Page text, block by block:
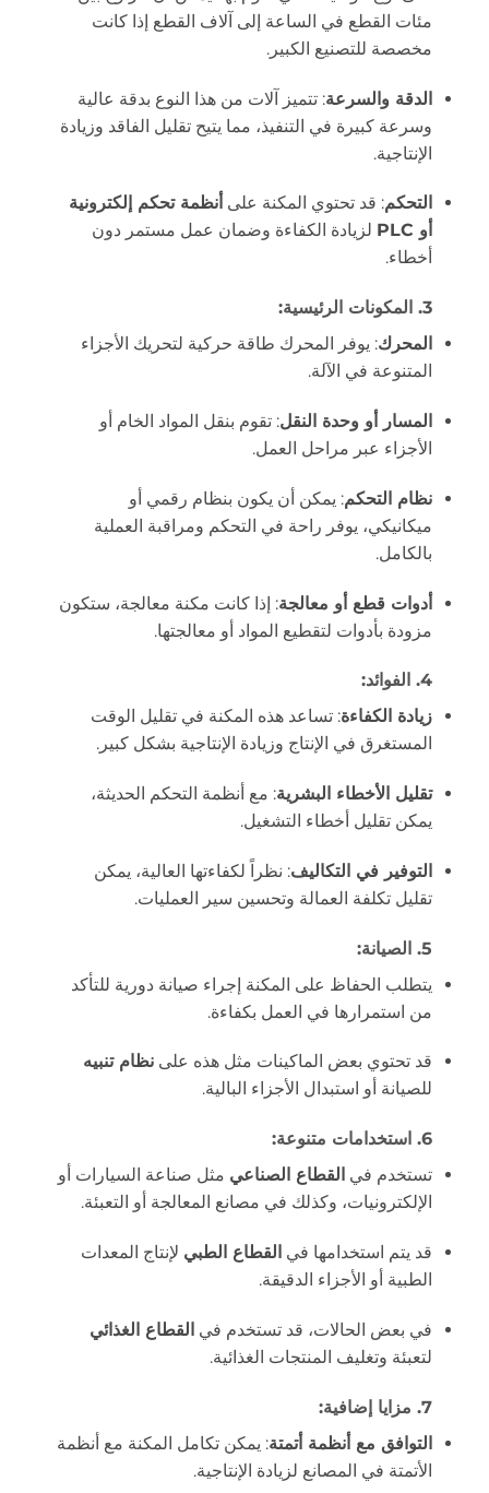
مئات القطع في الساعة إلى آلاف القطع إذا كانت
مخصصة للتصنيع الكبير.
الدقة والسرعة: تتميز آلات من هذا النوع بدقة عالية
وسرعة كبيرة في التنفيذ، مما يتيح تقليل الفاقد وزيادة
الإنتاجية.
التحكم: قد تحتوي المكنة على أنظمة تحكم إلكترونية
أو PLC
لزيادة الكفاءة وضمان عمل مستمر دون
أخطاء.
3. المكونات الرئيسية:
المحرك: يوفر المحرك طاقة حركية لتحريك الأجزاء
المتنوعة في الآلة.
المسار أو وحدة النقل: تقوم بنقل المواد الخام أو
الأجزاء عبر مراحل العمل.
نظام التحكم: يمكن أن يكون بنظام رقمي أو
ميكانيكي، يوفر راحة في التحكم ومراقبة العملية
بالكامل.
أدوات قطع أو معالجة: إذا كانت مكنة معالجة، ستكون
مزودة بأدوات لتقطيع المواد أو معالجتها.
4. الفوائد:
زيادة الكفاءة: تساعد هذه المكنة في تقليل الوقت
المستغرق في الإنتاج وزيادة الإنتاجية بشكل كبير.
تقليل الأخطاء البشرية: مع أنظمة التحكم الحديثة،
يمكن تقليل أخطاء التشغيل.
التوفير في التكاليف: نظراً لكفاءتها العالية، يمكن
تقليل تكلفة العمالة وتحسين سير العمليات.
5. الصيانة:
يتطلب الحفاظ على المكنة إجراء صيانة دورية للتأكد
من استمرارها في العمل بكفاءة.
قد تحتوي بعض الماكينات مثل هذه على نظام تنبيه
للصيانة أو استبدال الأجزاء البالية.
6. استخدامات متنوعة:
تستخدم في القطاع الصناعي مثل صناعة السيارات أو
الإلكترونيات، وكذلك في مصانع المعالجة أو التعبئة.
قد يتم استخدامها في القطاع الطبي لإنتاج المعدات
الطبية أو الأجزاء الدقيقة.
في بعض الحالات، قد تستخدم في القطاع الغذائي
لتعبئة وتغليف المنتجات الغذائية.
7. مزايا إضافية:
التوافق مع أنظمة أتمتة: يمكن تكامل المكنة مع أنظمة
الأتمتة في المصانع لزيادة الإنتاجية.